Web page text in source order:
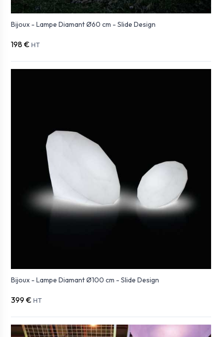
Bijoux - Lampe Diamant Ø60 cm - Slide Design
198 € HT
Bijoux - Lampe Diamant Ø100 cm - Slide Design
399 € HT